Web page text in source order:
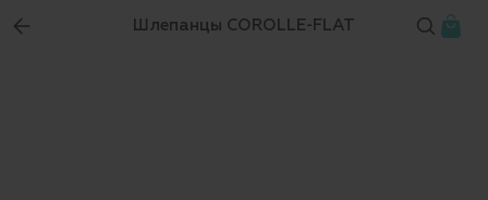
Шлепанцы COROLLE-FLAT